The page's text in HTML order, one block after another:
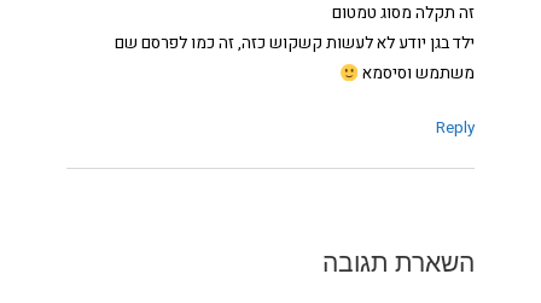
זה תקלה מסוג טמטום
ילד בגן יודע לא לעשות קשקוש כזה, זה כמו לפרסם שם
משתמש וסיסמא
Reply
השארת תגובה